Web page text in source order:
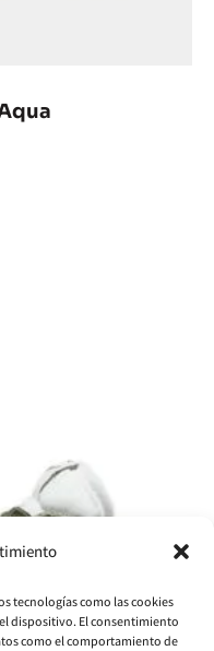
tecnologías como las cookies
dispositivo. El consentimiento
como el comportamiento de